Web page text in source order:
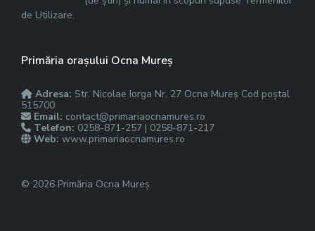
de Utilizare.
Primăria orașului Ocna Mureș
Adresa: Str. Nicolae Iorga Nr. 27 Ocna Mureș Cod poștal
515700
Email: contact@primariaocnamures.ro
Telefon: 0258-871-257 | 0258-871-217
Web: www.primariaocnamures.ro
© 2026 Primăria Ocna Mureș